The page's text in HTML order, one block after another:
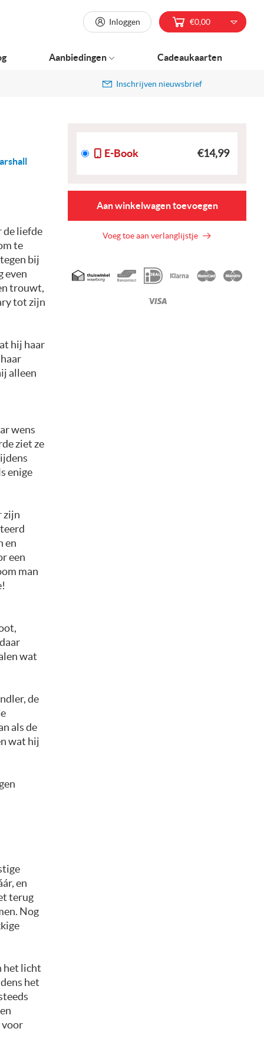
Inschrijven nieuwsbrief
de liefde
te
bij
even
trouwt,
tot zijn
hij haar
alleen
wens
ziet ze
enige
zijn
en
een
man
wat
de
als de
wat hij
en
terug
Nog
het licht
het
voor
E-Book €14,99
Aan winkelwagen toevoegen
Voeg toe aan verlanglijstje
Geaccepteerde
betaalmethoden
Inloggen €0,00
Aanbiedingen Cadeaukaarten